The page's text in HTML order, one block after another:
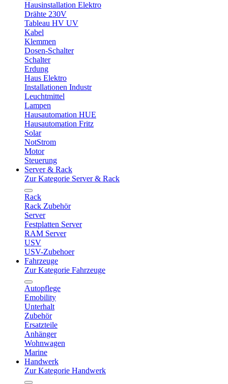
Hausinstallation Elektro
Drähte 230V
Tableau HV UV
Kabel
Klemmen
Dosen-Schalter
Schalter
Erdung
Haus Elektro
Installationen Industr
Leuchtmittel
Lampen
Hausautomation HUE
Hausautomation Fritz
Solar
NotStrom
Motor
Steuerung
Server & Rack
Zur Kategorie Server & Rack
Rack
Rack Zubehör
Server
Festplatten Server
RAM Server
USV
USV-Zubehoer
Fahrzeuge
Zur Kategorie Fahrzeuge
Autopflege
Emobility
Unterhalt
Zubehör
Ersatzteile
Anhänger
Wohnwagen
Marine
Handwerk
Zur Kategorie Handwerk